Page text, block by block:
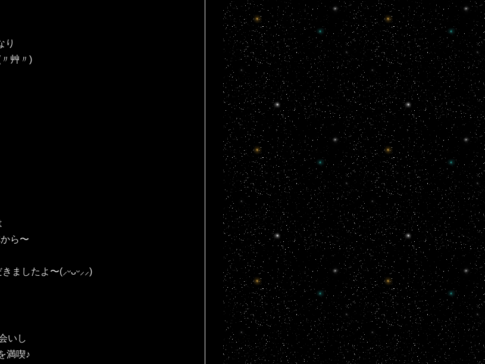
り
艸〃)
ら〜
ましたよ〜(⸝ᵕᴗᵕ⸝⸝)
いし
満喫♪